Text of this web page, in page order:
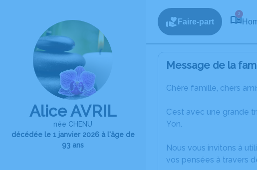
Alice AVRIL
née CHENU
décédée le 1 janvier 2026 à l'âge de
93 ans
Faire-part
2
Message de la
Chère famille, chers
C’est avec une grande
Yon.
Nous vous invitons à
vos pensées à travers